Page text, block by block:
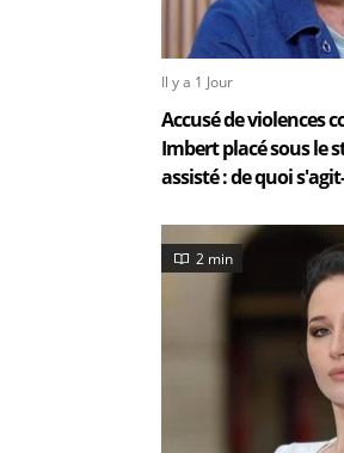
Il y a 1 Jour
Accusé de violences
Imbert placé sous le
assisté : de quoi
2 min